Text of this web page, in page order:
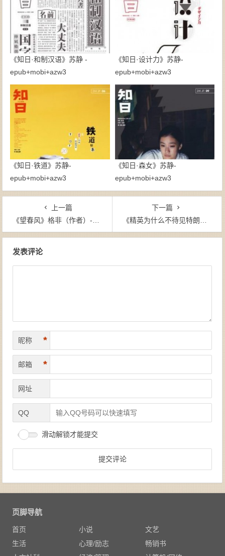
《知日·和制汉语》苏静 -
epub+mobi+azw3
《知日·设计力》苏静-
epub+mobi+azw3
《知日·铁道》苏静-
epub+mobi+azw3
《知日·森女》苏静-
epub+mobi+azw3
上一篇
《望春风》格非（作者）-epub+mobi+azw3
下一篇
《精英为什么不待见特朗普》金融时报（作者）-epub+mobi+azw3
发表评论
昵称 *
邮箱 *
网址
QQ
滑动解锁才能提交
页脚导航
首页 小说
文艺
生活
心理/励志
畅销书